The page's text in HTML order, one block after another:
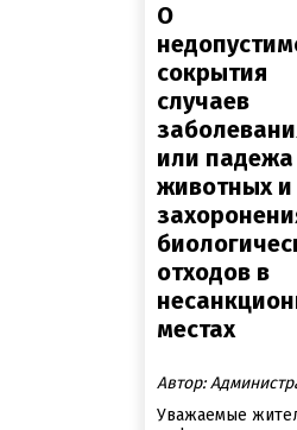
О
сокрытия
случаев
или падежа
животных и
отходов в
местах
Автор:
Уважаемые